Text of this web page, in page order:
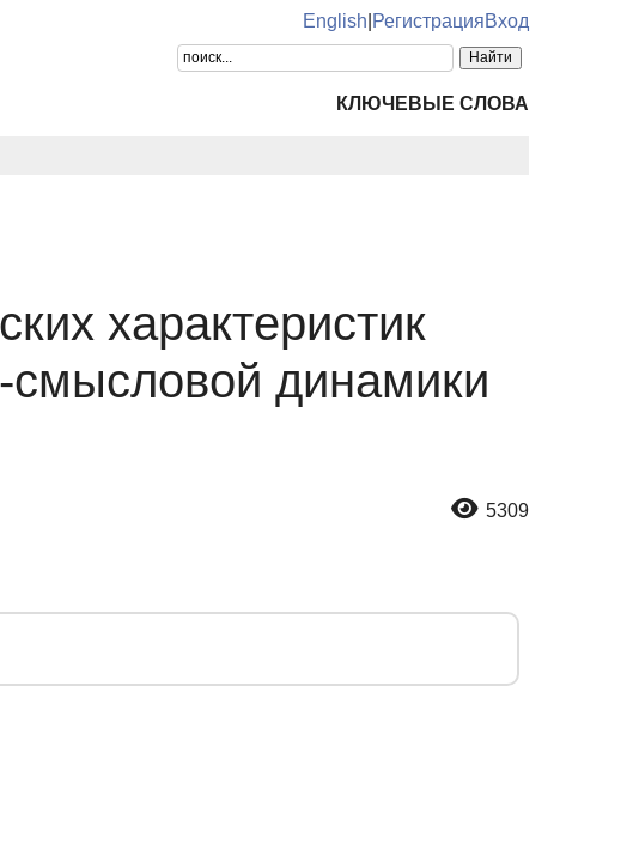
English РегистрацияВход
КЛЮЧЕВЫЕ СЛОВА
характеристик
смысловой динамики
5309